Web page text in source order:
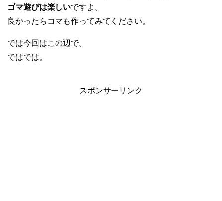
かなりビュンビュン回ってくれますよ！実は
回せなくても、赤ちゃんも大好きみたいです
ね。私の会社に来る赤ちゃんに、目の前でコ
れます (*^▽^*)手...
ゴマ遊びは楽しいですよ。
良かったらコマも作ってみてください。
では今回はこの辺で。
ではでは。
スポンサーリンク